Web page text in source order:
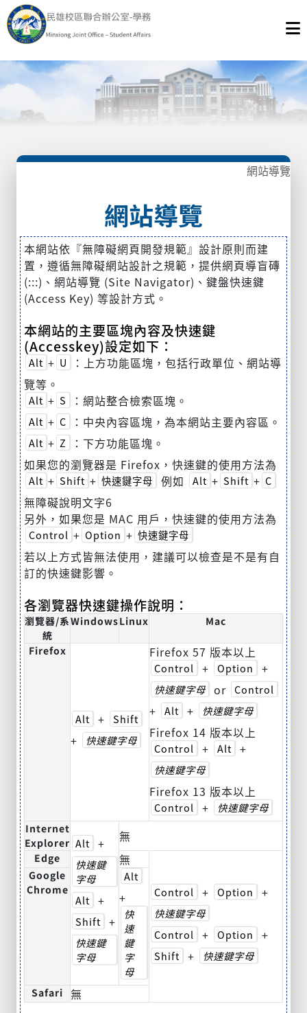
網站導覽
網站導覽
本網站依『無障礙網頁開發規範』設計原則而建
置，遵循無障礙網站設計之規範，提供網頁導盲磚
(:::)、網站導覽 (Site Navigator)、鍵盤快速鍵
(Access Key) 等設計方式。
本網站的主要區塊內容及快速鍵
(Accesskey)設定如下：
Alt + U
：上方功能區塊，包括行政單位、網站導
覽等。
Alt + S ：網站整合檢索區塊。
Alt + C ：中央內容區塊，為本網站主要內容區。
Alt + Z
：下方功能區塊。
如果您的瀏覽器是 Firefox，快速鍵的使用方法為
Alt + Shift + 快速鍵字母 例如 Alt + Shift + C
無障礙說明文字6
另外，如果您是 MAC 用戶，快速鍵的使用方法為
Control + Option + 快速鍵字母
若以上方式皆無法使用，建議可以檢查是不是有自
訂的快速鍵影響。
各瀏覽器快速鍵操作說明：
瀏覽器/系
統
WindowsLinux Mac
Firefox
Alt + Shift
+ 快速鍵字母
Firefox 57 版本以上
Control + Option +
快速鍵字母 or Control
+ Alt + 快速鍵字母
Firefox 14 版本以上
Control + Alt +
快速鍵字母
Firefox 13 版本以上
Control + 快速鍵字母
Internet
Explorer Alt +
快速鍵
字母
Alt
+
Shift +
快速鍵
字母
無
Edge 無
Control + Option +
快速鍵字母
Control
+ Option +
Shift + 快速鍵字母
Google
Chrome
Alt
+
快
速
鍵
字
母
Safari
無